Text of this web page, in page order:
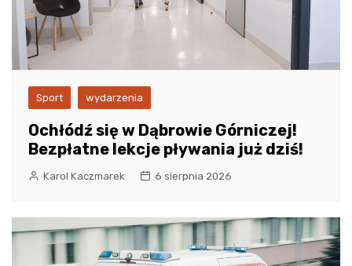
Sport wydarzenia
Ochłódź się w Dąbrowie Górniczej!
Bezpłatne lekcje pływania już dziś!
Karol Kaczmarek 6 sierpnia 2026